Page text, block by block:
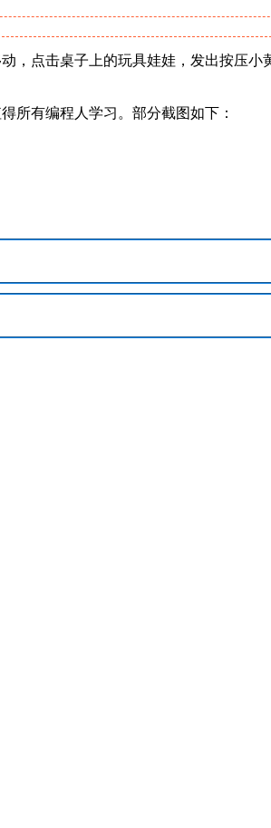
，点击桌子上的玩具娃娃，发出按压
所有编程人学习。部分截图如下：